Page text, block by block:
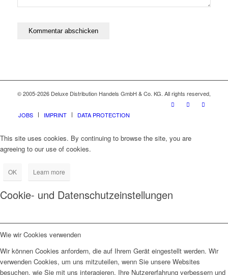
© 2005-2026 Deluxe Distribution Handels GmbH & Co. KG. All rights reserved,
JOBS IMPRINT DATA PROTECTION
This site uses cookies. By continuing to browse the site, you are
agreeing to our use of cookies.
OK Learn more
Cookie- und Datenschutzeinstellungen
Wie wir Cookies verwenden
Wir können Cookies anfordern, die auf Ihrem Gerät eingestellt werden. Wir
verwenden Cookies, um uns mitzuteilen, wenn Sie unsere Websites
besuchen, wie Sie mit uns interagieren, Ihre Nutzererfahrung verbessern und